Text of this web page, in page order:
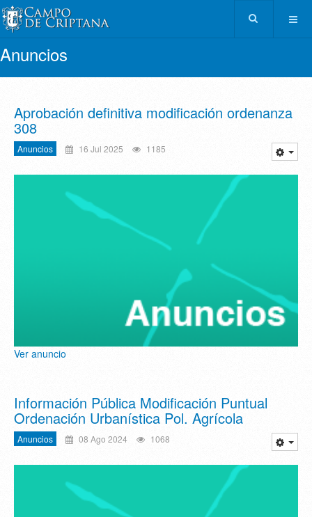
Anuncios
Aprobación definitiva modificación ordenanza
308
Anuncios 16 Jul 2025 1185
Ver anuncio
Información Pública Modificación Puntual
Ordenación Urbanística Pol. Agrícola
Anuncios 08 Ago 2024 1068